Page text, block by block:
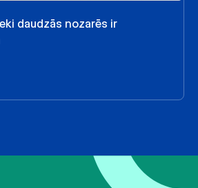
daudzās nozarēs ir